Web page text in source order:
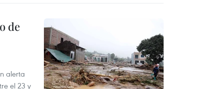
de
alerta
el 23 y